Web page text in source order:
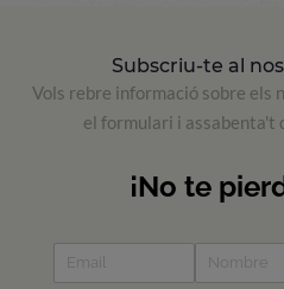
Subscriu-te al
Vols rebre informació sobre els
el formulari i assabenta't